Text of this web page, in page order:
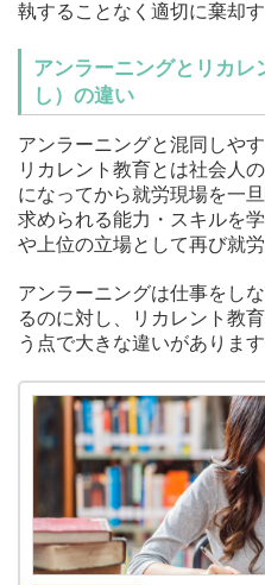
執することなく適切に棄却
アンラーニングとリカレ
し）の違い
アンラーニングと混同しや
リカレント教育とは社会人
になってから就労現場を一
求められる能力・スキルを
や上位の立場として再び就
アンラーニングは仕事をし
るのに対し、リカレント教
う点で大きな違いがあります